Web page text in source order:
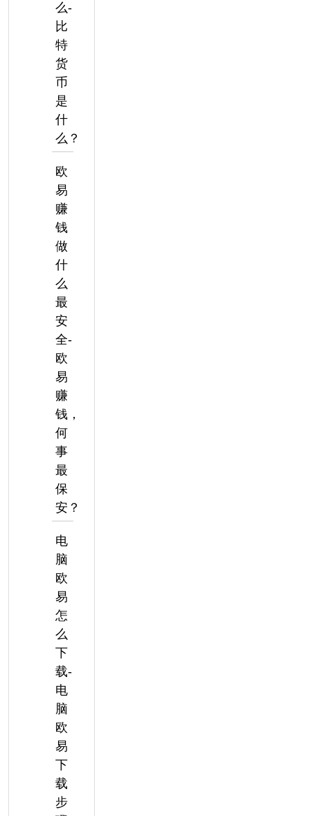
么-
比
特
货
币
是
什
么？
欧
易
赚
钱
做
什
么
最
安
全-
欧
易
赚
钱，
何
事
最
保
安？
电
脑
欧
易
怎
么
下
载-
电
脑
欧
易
下
载
步